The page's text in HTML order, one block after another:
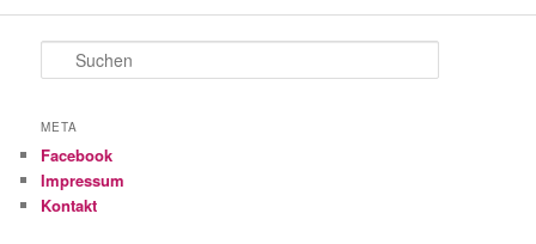
u
h
n
META
Facebook
Impressum
Kontakt